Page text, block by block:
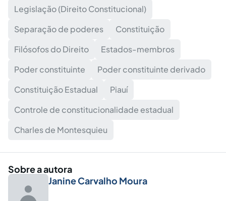
Legislação (Direito Constitucional)
Separação de poderes
Constituição
Filósofos do Direito
Estados-membros
Poder constituinte
Poder constituinte derivado
Constituição Estadual
Piauí
Controle de constitucionalidade estadual
Charles de Montesquieu
Sobre a autora
Janine Carvalho Moura